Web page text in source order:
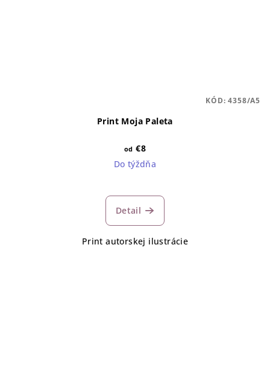
Print Moja Paleta
od €8
Do týždňa
Detail
Print autorskej ilustrácie
KÓD:4358/A5